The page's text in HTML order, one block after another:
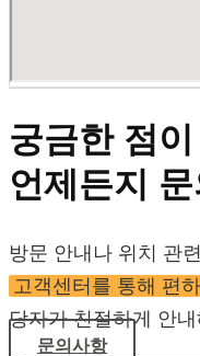
궁금한 점
언제든지
방문 안내나 위치 관
고객센터를 통해 편
당자가 친절하게 안
문의사항